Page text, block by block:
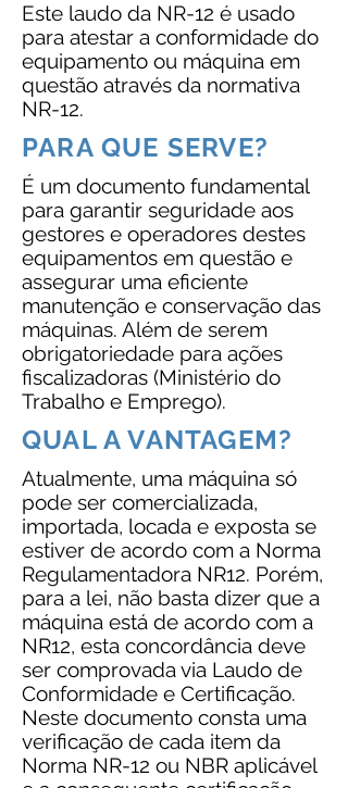
Este laudo da NR-12 é usado
para atestar a conformidade do
equipamento ou máquina em
questão através da normativa
NR-12.
PARA QUE SERVE?
É um documento fundamental
para garantir seguridade aos
gestores e operadores destes
equipamentos em questão e
assegurar uma eficiente
manutenção e conservação das
máquinas. Além de serem
obrigatoriedade para ações
fiscalizadoras (Ministério do
Trabalho e Emprego).
QUAL A VANTAGEM?
Atualmente, uma máquina só
pode ser comercializada,
importada, locada e exposta se
estiver de acordo com a Norma
Regulamentadora NR12. Porém,
para a lei, não basta dizer que a
máquina está de acordo com a
NR12, esta concordância deve
ser comprovada via Laudo de
Conformidade e Certificação.
Neste documento consta uma
verificação de cada item da
Norma NR-12 ou NBR aplicável